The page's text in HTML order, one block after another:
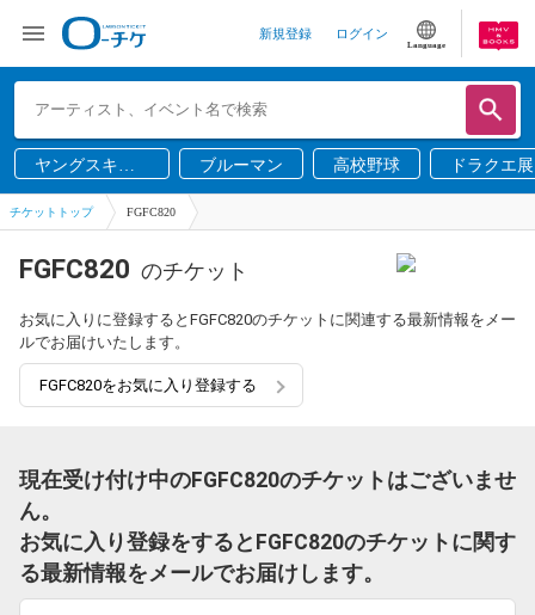
新規登録 ログイン
Language
ヤングスキニ
ー
ブルーマン 高校野球 ドラクエ展
チケットトップ FGFC820
FGFC820 のチケット
お気に入りに登録するとFGFC820のチケットに関連する最新情報をメー
ルでお届けいたします。
FGFC820をお気に入り登録する
現在受け付け中のFGFC820のチケットはございませ
ん。
お気に入り登録をするとFGFC820のチケットに関す
る最新情報をメールでお届けします。